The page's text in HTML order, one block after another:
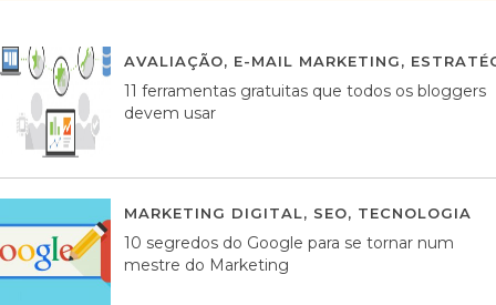
AVALIAÇÃO, E-MAIL MARKETING,
11 ferramentas gratuitas que todos os bloggers
devem usar
MARKETING DIGITAL, SEO, TECNOLOGIA
10 segredos do Google para se tornar num
mestre do Marketing